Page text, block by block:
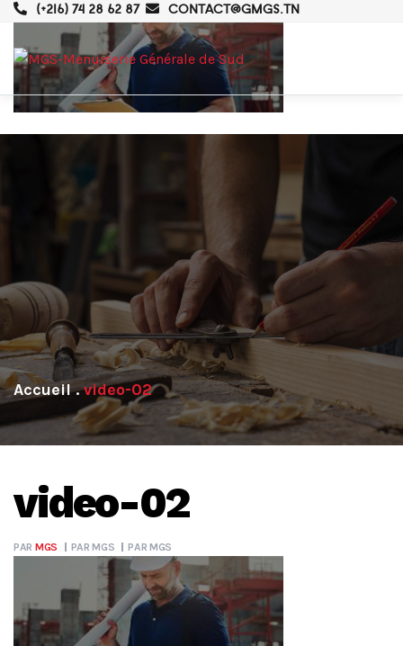
(+216) 74 28 62 87 CONTACT@GMGS.TN
. video-02
video-02
PAR MGS PARMGS PARMGS